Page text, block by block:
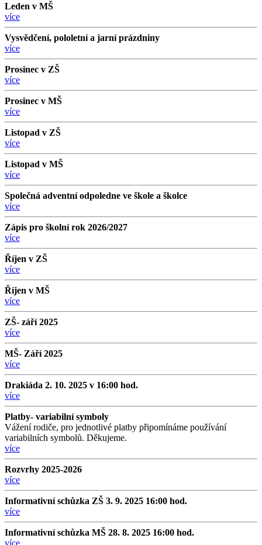
Leden v MŠ
více
Vysvědčení, pololetní a jarní prázdniny
více
Prosinec v ZŠ
více
Prosinec v MŠ
více
Listopad v ZŠ
více
Listopad v MŠ
více
Společná adventní odpoledne ve škole a školce
více
Zápis pro školní rok 2026/2027
více
Říjen v ZŠ
více
Říjen v MŠ
více
ZŠ- září 2025
více
MŠ- Září 2025
více
Drakiáda 2. 10. 2025 v 16:00 hod.
více
Platby- variabilní symboly
Vážení rodiče, pro jednotlivé platby připomínáme používání
variabilních symbolů. Děkujeme.
více
Rozvrhy 2025-2026
více
Informativní schůzka ZŠ 3. 9. 2025 16:00 hod.
více
Informativní schůzka MŠ 28. 8. 2025 16:00 hod.
více